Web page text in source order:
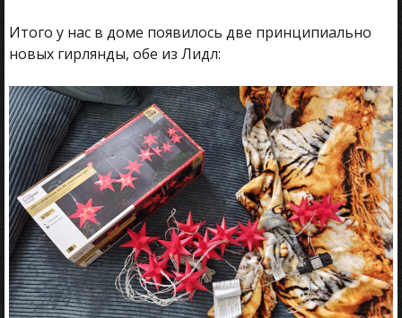
Итого у нас в доме появилось две принципиально
новых гирлянды, обе из Лидл: